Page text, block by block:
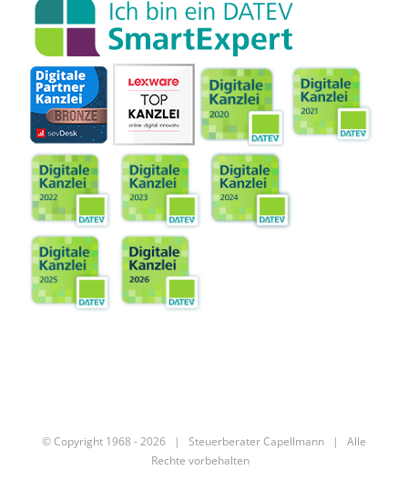
© Copyright 1968 -2026 | Steuerberater Capellmann | Alle
Rechte vorbehalten